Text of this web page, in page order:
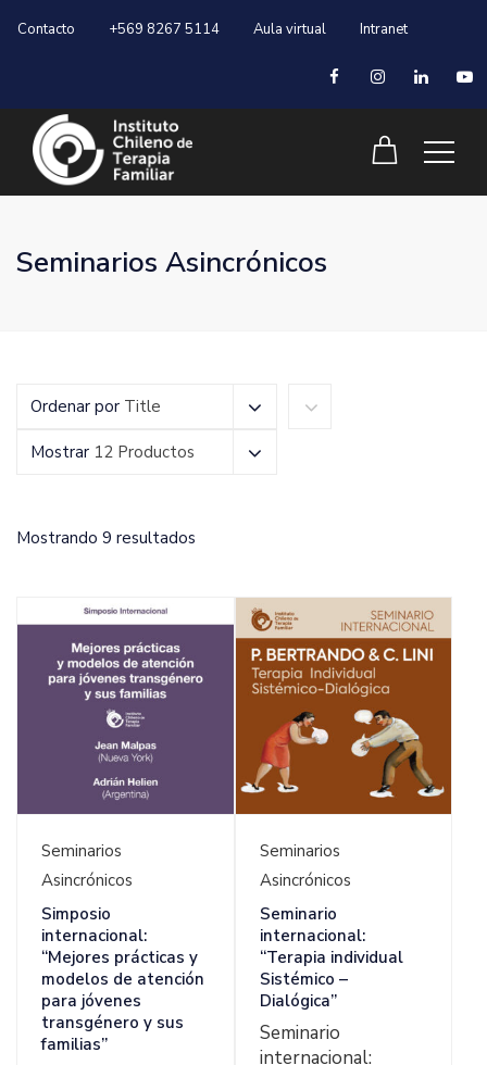
Contacto +569 8267 5114 Aula virtual Intranet
Seminarios Asincrónicos
Ordenar por Title
Mostrar 12 Productos
Mostrando 9 resultados
últimos
Ver Detalles
Seminarios
Asincrónicos
Simposio
internacional:
“Mejores prácticas y
modelos de atención
para jóvenes
transgénero y sus
familias”
Ver Detalles
Seminarios
Asincrónicos
Seminario
internacional:
“Terapia individual
Sistémico –
Dialógica”
Seminario
internacional: